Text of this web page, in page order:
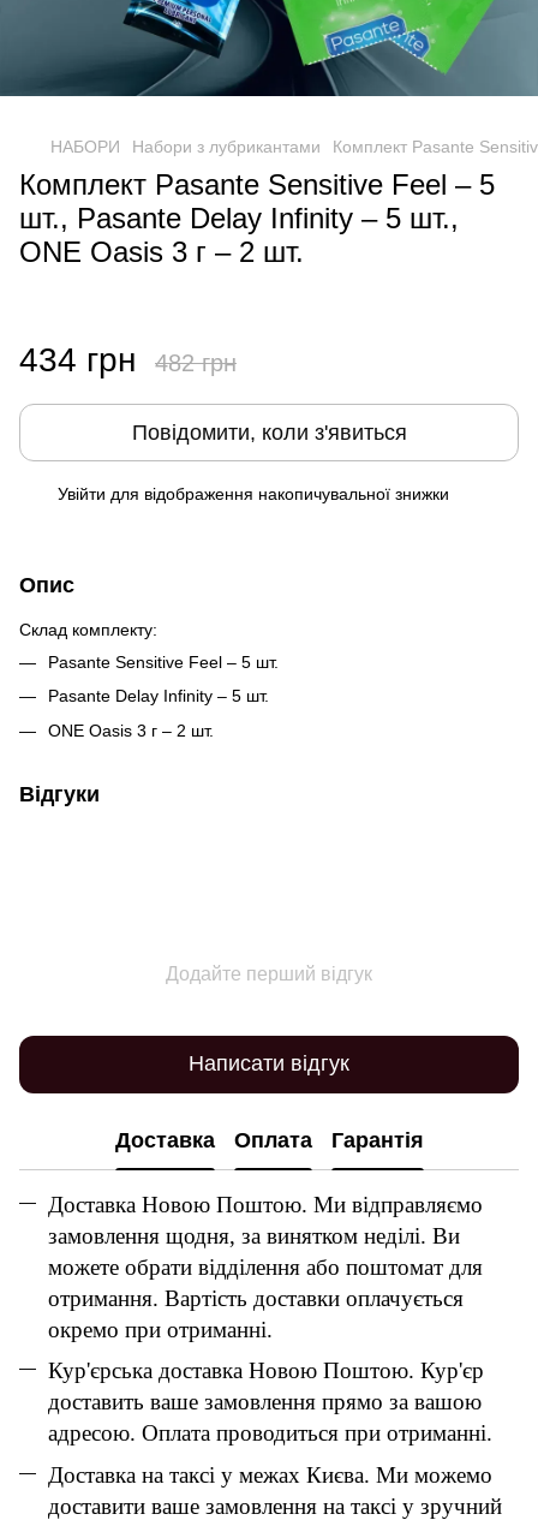
НАБОРИ Набори з лубрикантами Комплект Pasante
Комплект Pasante Sensitive Feel – 5
шт., Pasante Delay Infinity – 5 шт.,
ONE Oasis 3 г – 2 шт.
434 грн 482 грн
Повідомити, коли з'явиться
Увійти для відображення накопичувальної знижки
Опис
Склад комплекту:
Pasante Sensitive Feel – 5 шт.
Pasante Delay Infinity – 5 шт.
ONE Oasis 3 г – 2 шт.
Відгуки
Додайте перший відгук
Написати відгук
Доставка Оплата Гарантія
Доставка Новою Поштою. Ми відправляємо
замовлення щодня, за винятком неділі. Ви
можете обрати відділення або поштомат для
отримання. Вартість доставки оплачується
окремо при отриманні.
Кур'єрська доставка Новою Поштою. Кур'єр
доставить ваше замовлення прямо за вашою
адресою. Оплата проводиться при отриманні.
Доставка на таксі у межах Києва. Ми можемо
доставити ваше замовлення на таксі у зручний